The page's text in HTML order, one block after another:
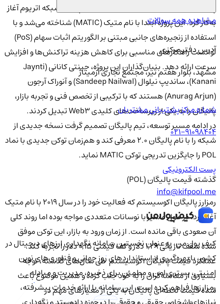
پالیگان در سال ۲۰۱۷ با هدف بهبود مقیاس‌ پذیری شبکه اتریوم آغاز
به‌کار کرد. این پروژه ابتدا با نام متیک (MATIC) شناخته می‌شد و با
استفاده از زنجیره‌های جانبی مبتنی بر الگوریتم اثبات سهام (PoS)
توانست راهکارهای مناسبی برای کاهش هزینه تراکنش‌ها و افزایش
سرعت ارائه دهد. بنیان‌گذاران این پروژه، جینتی کانانی (Jaynti
Kanani)، ساندیپ نیلوال (Sandeep Nailwal) و آنوراک آرجون
(Anurag Arjun) هستند که با ترکیبی از تخصص فنی و تجربه بازار،
پالیگان را به یکی از زیرساخت‌های کلیدی Web۳ تبدیل کردند.
در ادامه مسیر توسعه، تیم پالیگان تصمیم گرفت نسخه جدیدی از
شبکه را با نام پالیگان ۲.۰ معرفی کند و هم‌زمان توکن جدیدی با نماد
POL را جایگزین تدریجی توکن MATIC نماید.
گذشته قیمت پالیگان (POL)
رمزارز پالیگان اکوسیستم که فعالیت خود را در سال ۲۰۱۹ با نام متیک
آغاز کرد، در طول مسیر با نوسانات متعددی مواجه بوده اما روند کلی
آن صعودی باقی مانده است. از زمان ورود به بازار، این توکن موفق
شده سقف تاریخی ۱,۲۹ دلار و کف قیمتی ۰,۱۵ دلار را تجربه کند.
عملکرد قیمت پالیگان اکوسیستم طی سال‌های گذشته، توجه
بسیاری از معامله‌گران را به خود جلب کرده و همین موضوع باعث
شده قیمت لحظه‌ای پالیگان به یکی از معیارهای مهم در
مشاهده همه سوالات
آدرس دفتر مرکزی
مشهد، بلوار هفتم تیر، مجتمع تجاری آرمیتاژ
شماره مرکز پشتیبانی مشتریان
021-91098404
پست الکترونیکی
info@kifpool.me
کیف‌ پول من، به‌عنوان نخستین سامانه نگهداری ارزهای دیجیتال در
کشور، با بهره‌گیری از استانداردهای روز جهانی و فناوری‌های نوین
امنیتی، بستری امن و مطمئن برای ذخیره، مدیریت و مبادله
رمزارزها فراهم کرده است. این سامانه با ارائه خدمات پیشرفته،